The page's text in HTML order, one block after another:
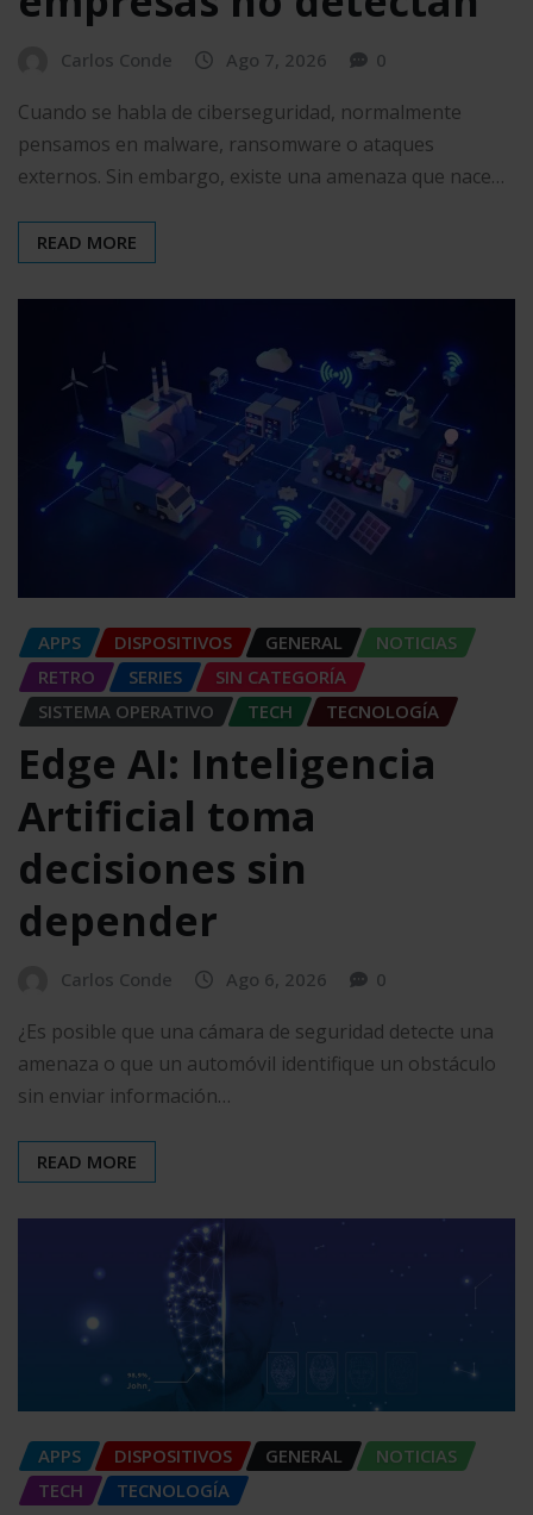
Carlos Conde Ago 7, 2026 0
Cuando se habla de ciberseguridad, normalmente
pensamos en malware, ransomware o ataques
externos. Sin embargo, existe una amenaza que nace…
READ MORE
APPS DISPOSITIVOS GENERAL
NOTICIAS
RETRO
SERIES
SIN CATEGORÍA
SISTEMA OPERATIVO
TECH TECNOLOGÍA
Edge AI: Inteligencia
Artificial toma
decisiones sin
depender
Carlos Conde Ago 6, 2026 0
¿Es posible que una cámara de seguridad detecte una
amenaza o que un automóvil identifique un obstáculo
sin enviar información…
READ MORE
APPS DISPOSITIVOS GENERAL
NOTICIAS
TECH
TECNOLOGÍA